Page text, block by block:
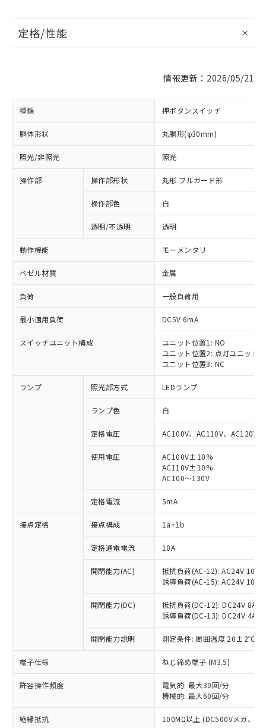
定格/性能
情報更新：2026/05/21
種類 押ボタンスイッチ
胴体形状 丸胴形(φ30mm)
照光/非照光 照光
操作部 操作部形状 丸形 フルガード形
操作部色 白
透明/不透明 透明
動作機能 モーメンタリ
ベゼル材質 金属
負荷 一般負荷用
最小適用負荷 DC5V 6mA
スイッチユニット構成
ユニット位置1: NO
ユニット位置2: 点灯ユニット
ユニット位置3: NC
ランプ 照光部方式 LEDランプ
ランプ色 白
定格電圧 AC100V、AC110V、AC120V
使用電圧
AC100V±10%
AC110V±10%
AC100～130V
定格電流 5mA
接点定格 接点構成 1a+1b
定格通電電流 10A
開閉能力(AC)
抵抗負荷(AC-12): AC24V 10A/
誘導負荷(AC-15): AC24V
開閉能力(DC)
抵抗負荷(DC-12): DC24V 8A/
誘導負荷(DC-13): DC24V 4A/
開閉能力説明 測定条件: 周囲温度 20±2℃、
端子仕様 ねじ締め端子 (M3.5)
許容操作頻度
電気的: 最大30回/分
機械的: 最大60回/分
絶縁抵抗 100MΩ以上 (DC500Vメガ、点
以下の条件をお読みいただき、同意のうえ
ご利用ください。
本サービスは、当社制御機器事業取扱
商品の当社在庫状況および標準価格
(税抜)を提供させていただくもので
当社制御機器事業取扱商品の中には、
本サービスの対象外となる商品もある
対応済み：EU RoHS指令（10物質）の
非含有に対応した製品が提供可能な商品で
対応予定：EU RoHS指令（10物質）の非含
有に対応した製品に切り替える予定のある
対応予定なし：EU RoHS指令（10物質）の
非含有に非対応の商品で、対応品を出す予
定はありません。
調査・確認中：EU RoHS指令（10物質）の
非含有の対応状況を調査中または確認中の
非該当品：ライセンス料など無形物で、有
害物質有無と関係のない商品です。
仕入先様の事情により、非含有部品として
※1 中国RoHS○×表
「○」：最大均質材料含有率が中国RoHSの
基準値以下であることを示します。
「×」：最大均質材料含有率が中国RoHSの
基準値を超えていることを示します。